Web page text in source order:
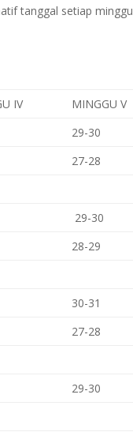
tanggal setiap
IV
MINGGU V
29-30
27-28
29-30
28-29
30-31
27-28
29-30